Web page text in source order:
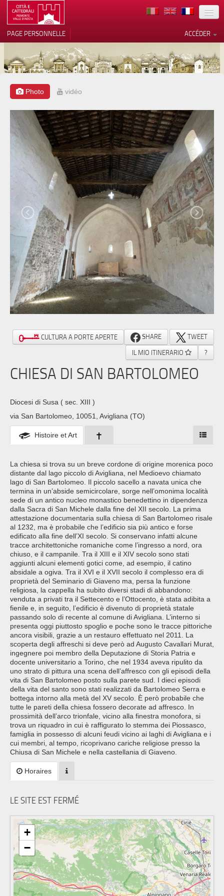
TERRITOIRE
ARCHITECTURE
MUSÉES
ITINÉRAIRES
EVÉNEMENTS
ACCUEIL
CONTACTS
PRESS
ACCÉDER
PAGE PERSONNELLE
Photo vidéo
CULTURA A PORTE APERTE SHARE
TWEET
IL MIO ITINERARIO
?
CHIESA DI SAN BARTOLOMEO
Diocesi di Susa ( sec. XIII )
via San Bartolomeo, 10051, Avigliana (TO)
Histoire et Art
La chiesa si trova su un breve cordone di origine morenica poco
distante dal lago piccolo di Avigliana, nel Medioevo chiamato
lago di San Bartolomeo. Il piccolo sacello a navata unica che
termina in un’abside semicircolare, sorge nell’omonima località
sede di un antico nucleo monastico benedettino in dipendenza
dalla Sacra di San Michele dalla fine del XII secolo. La prima
attestazione documentaria sulla chiesa di San Bartolomeo risale
al 1232, ma è probabile che l’edificio sia più antico e forse
edificato alla fine dell’XI secolo. Si conservano infatti alcune
tracce architettoniche romaniche come l’ingresso a nord, ora
chiuso, e il campanile. Tra il XIII e il XIV secolo sono stati
aggiunti alcuni elementi gotici come, ad esempio, il catino
absidale a ogiva. Tra il XVI e il XVII secolo il complesso era di
proprietà del Seminario di Giaveno ma, persa la funzione
religiosa, la cappella ha subito diversi stadi di abbandono:
venduta a privati tra il Settecento e l’Ottocento, è stata adibita a
fienile e, in seguito, l’edificio è divenuto di proprietà statale
passando solo di recente al comune di Avigliana. L’interno si
presenta oggi piuttosto spoglio e poche sono le tracce pittoriche
ancora visibili, grazie a un restauro effettuato nel 2011. La
scoperta degli affreschi si deve però ad Augusto Cavallari Murat,
ingegnere poi membro della Deputazione di Storia Patria e
docente universitario a Torino, che nel 1934 aveva ripulito da
uno strato di pittura una scena dell’affresco con gli episodi della
vita di San Bartolomeo posto sulla parete sud. I dieci episodi
della vita del santo sono stati realizzati da Bartolomeo Serra e
bottega intorno alla metà del XV secolo. È però probabile che
tutte le pareti della chiesa fossero decorate ad affresco. In
prossimità dell’arco trionfale, vicino alla finestra monofora, si
trova un riquadro in cui è raffigurato lo stemma dei Piossasco,
famiglia in possesso di alcuni feudi vicino ai laghi di Avigliana e i
cui membri, al tempo, ricoprivano cariche religiose presso la
Chiusa di San Michele e nella castellania di Giaveno.
Horaires
LE SITE EST FERMÉ
+
−
Notification lors de la collecte
Vos choix en matière de